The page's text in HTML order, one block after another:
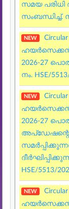
സമയ പരിധി
സംബന്ധിച്ച്‌.
NEW
2026-27
നം. HSE/
NEW
2026-27
HSE/5513/
NEW